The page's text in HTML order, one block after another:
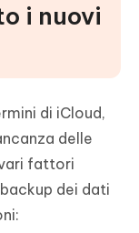
i nuovi
di iCloud,
delle
fattori
dei dati